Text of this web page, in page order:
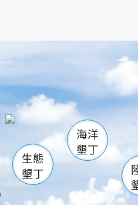
龜山 海生館
恆春
龍鑾潭自
瓊麻館
關山
白砂
生態
墾丁
海洋
墾丁